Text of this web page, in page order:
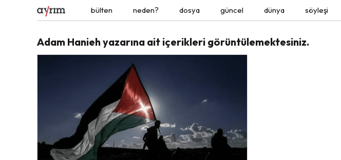
bülten neden? dosya güncel dünya söyleşi
Adam Hanieh yazarına ait içerikleri görüntülemektesiniz.